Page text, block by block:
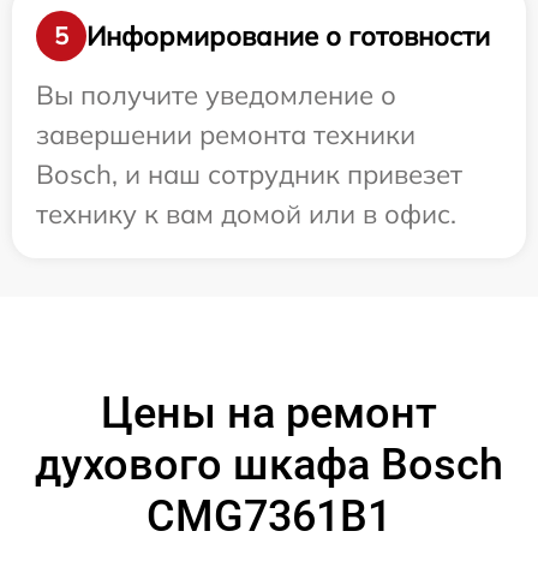
5
Информирование о готовности
Вы получите уведомление о
завершении ремонта техники
Bosch, и наш сотрудник привезет
технику к вам домой или в офис.
Цены на ремонт
духового шкафа Bosch
CMG7361B1